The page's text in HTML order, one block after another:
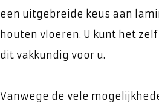
een uitgebreide keus aan
houten vloeren. U kunt het
dit vakkundig voor u.
Vanwege de vele